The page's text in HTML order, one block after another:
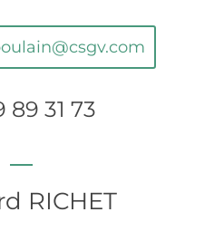
89 31 73
RICHET